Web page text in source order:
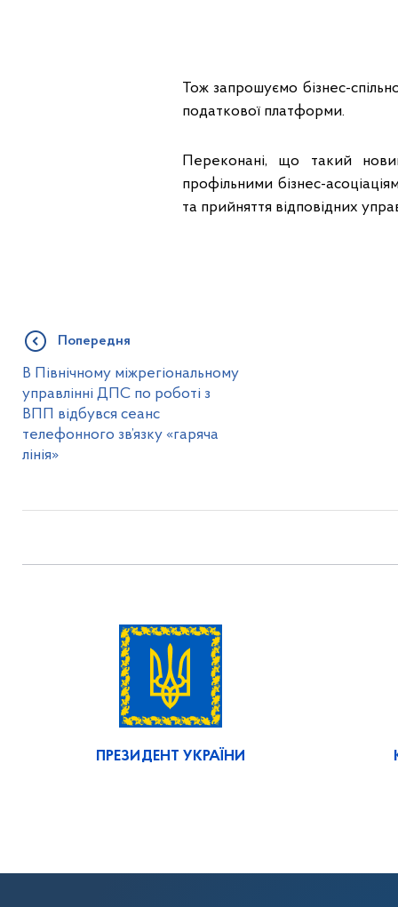
Тож запрошуємо бізнес-
податкової платформи.
Переконані, що такий
профільними бізнес-
та прийняття відповідних
Попередня
В Північному міжрегіональному
управлінні ДПС по роботі з
ВПП відбувся сеанс
телефонного зв’язку «гаряча
лінія»
ПРЕЗИДЕНТ УКРАЇНИ